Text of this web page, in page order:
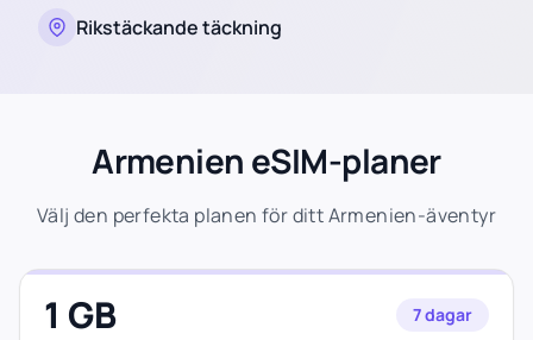
Rikstäckande täckning
Armenien eSIM-planer
Välj den perfekta planen för ditt Armenien-äventyr
1 GB 7 dagar